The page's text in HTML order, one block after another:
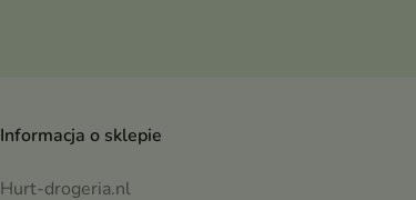
Informacja o sklepie
Hurt-drogeria.nl